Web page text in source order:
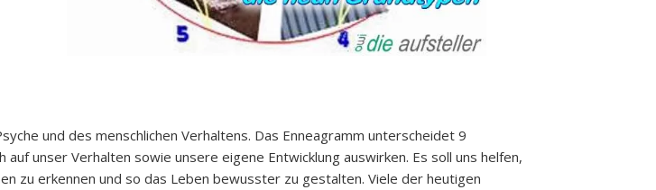
und des menschlichen Verhaltens. Das Enneagramm unterscheidet 9
unser Verhalten sowie unsere eigene Entwicklung auswirken. Es soll uns helfen,
zu erkennen und so das Leben bewusster zu gestalten. Viele der heutigen